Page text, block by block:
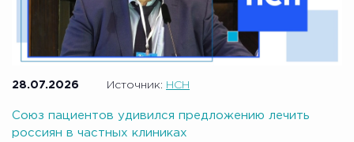
28.07.2026 Источник: НСН
Союз пациентов удивился предложению лечить
россиян в частных клиниках